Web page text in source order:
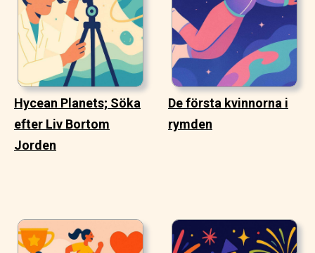
Hycean Planets; Söka
efter Liv Bortom
Jorden
De första kvinnorna i
rymden